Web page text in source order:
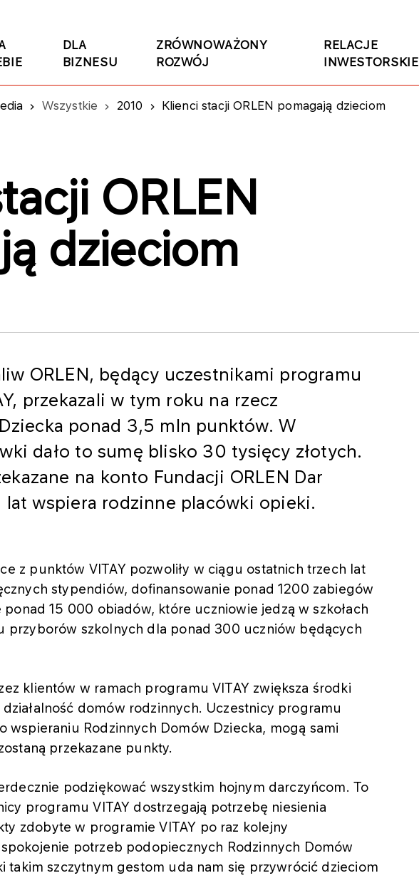
DLA
BIZNESU
ZRÓWNOWAŻONY
ROZWÓJ
RELACJE
INWESTORSKIE
Wszystkie 2010 Klienci stacji ORLEN pomagają dzieciom
ORLEN
dzieciom
ORLEN, będący uczestnikami programu
przekazali w tym roku na rzecz
ponad 3,5 mln punktów. W
dało to sumę blisko 30 tysięcy złotych.
na konto Fundacji ORLEN Dar
lat wspiera rodzinne placówki opieki.
z punktów VITAY pozwoliły w ciągu ostatnich trzech lat
stypendiów, dofinansowanie ponad 1200 zabiegów
15 000 obiadów, które uczniowie jedzą w szkołach
przyborów szkolnych dla ponad 300 uczniów będących
klientów w ramach programu VITAY zwiększa środki
domów rodzinnych. Uczestnicy programu
wspieraniu Rodzinnych Domów Dziecka, mogą sami
przekazane punkty.
podziękować wszystkim hojnym darczyńcom. To
programu VITAY dostrzegają potrzebę niesienia
zdobyte w programie VITAY po raz kolejny
potrzeb podopiecznych Rodzinnych Domów
takim szczytnym gestom uda nam się przywrócić dzieciom